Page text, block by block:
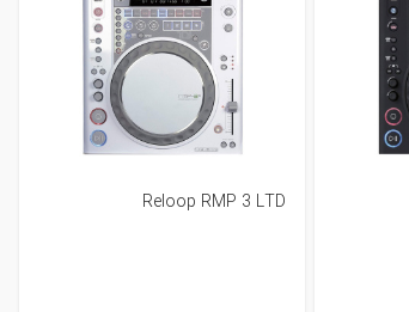
Reloop RMP 3 LTD